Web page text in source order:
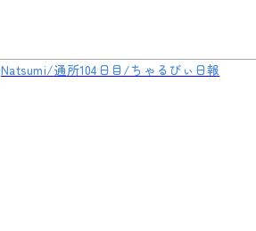
Natsumi/通所104日目/ちゃるびぃ日報